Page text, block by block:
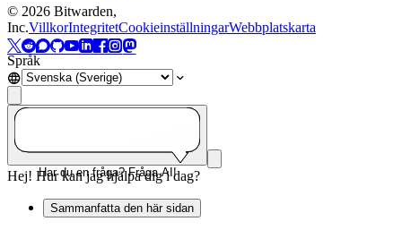
© 2026 Bitwarden,
Inc.VillkorIntegritetCookieinställningarWebbplatskarta
Språk
Har du en fråga? Fråga AI!
Hej! Hur kan jag hjälpa dig i dag?
Sammanfatta den här sidan